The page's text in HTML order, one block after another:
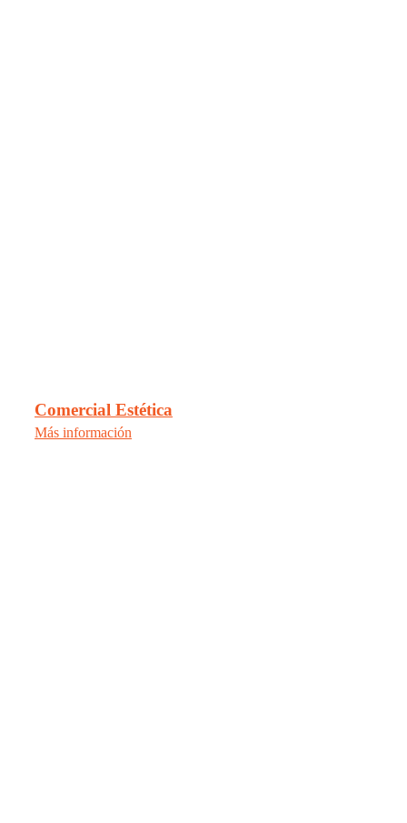
Comercial Estética
Más información